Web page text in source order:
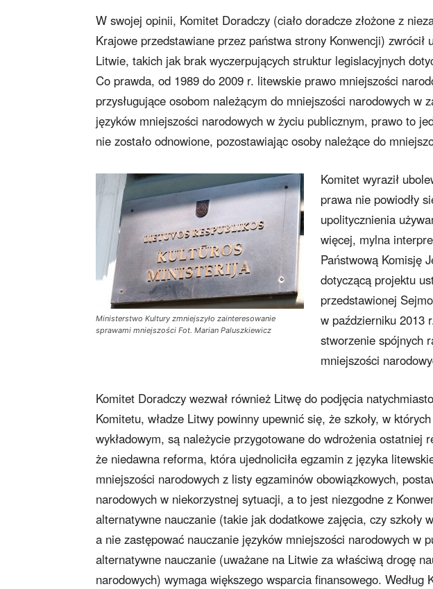
W swojej opinii, Komitet Doradczy (ciało doradcze złożone z
Krajowe przedstawiane przez państwa strony Konwencji)
Litwie, takich jak brak wyczerpujących struktur legislacyjnych
Co prawda, od 1989 do 2009 r. litewskie prawo mniejszości
przysługujące osobom należącym do mniejszości narodowych w
języków mniejszości narodowych w życiu publicznym, prawo to
nie zostało odnowione, pozostawiając osoby należące do
Ministerstwo Kultury zmniejszyło zainteresowanie
sprawami mniejszości Fot. Marian Paluszkiewicz
Komitet wyraził
prawa nie powiodły
upolitycznienia
więcej, mylna
Państwową Komisję
dotyczącą projektu
przedstawionej
w październiku 2013
stworzenie spójnych
mniejszości
Komitet Doradczy wezwał również Litwę do podjęcia
Komitetu, władze Litwy powinny upewnić się, że szkoły, w
wykładowym, są należycie przygotowane do wdrożenia ostatniej
że niedawna reforma, która ujednoliciła egzamin z języka
mniejszości narodowych z listy egzaminów obowiązkowych,
narodowych w niekorzystnej sytuacji, a to jest niezgodne z
alternatywne nauczanie (takie jak dodatkowe zajęcia, czy szkoły
a nie zastępować nauczanie języków mniejszości narodowych w
alternatywne nauczanie (uważane na Litwie za właściwą drogę
narodowych) wymaga większego wsparcia finansowego.